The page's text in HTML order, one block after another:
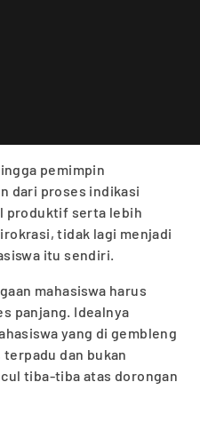
pemimpin
dari proses indikasi
produktif serta lebih
tidak lagi menjadi
itu sendiri.
mahasiswa harus
panjang. Idealnya
yang di gembleng
dan bukan
tiba-tiba atas dorongan